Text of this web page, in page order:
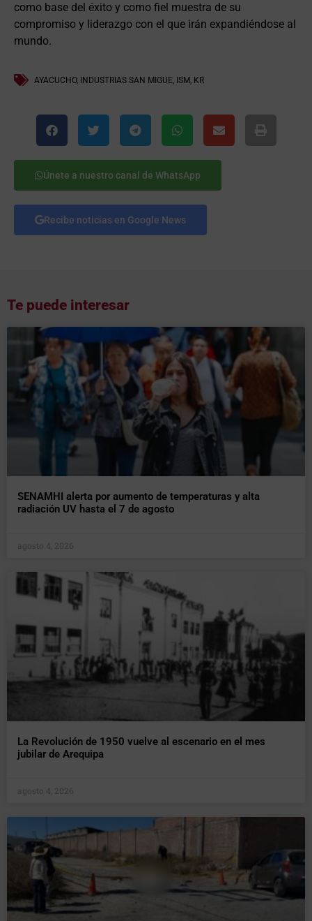
como base del éxito y como fiel muestra de su
compromiso y liderazgo con el que irán expandiéndose al
mundo.
AYACUCHO, INDUSTRIAS SAN MIGUE ISM KR
Únete a nuestro canal de WhatsApp
Recibe noticias en Google News
Te puede interesar
SENAMHI alerta por aumento de temperaturas y alta
radiación UV hasta el 7 de agosto
agosto 4, 2026
La Revolución de 1950 vuelve al escenario en el mes
jubilar de Arequipa
agosto 4, 2026